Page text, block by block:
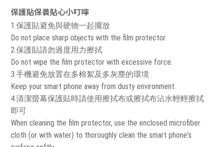
保護貼保養貼心小叮嚀
1.保護貼避免與硬物一起擺放
Do not place sharp objects with the film protector.
2.保護貼請勿過度用力擦拭
Do not wipe the film protector with excessive force.
3.手機避免放置在多棉絮及多灰塵的環境
Keep your smart phone away from dusty environment.
4.清潔螢幕保護貼時請使用擦拭布或擦拭布沾水輕輕擦拭
即可
When cleaning the film protector, use the enclosed microfiber
cloth (or with water) to thoroughly clean the smart phone's